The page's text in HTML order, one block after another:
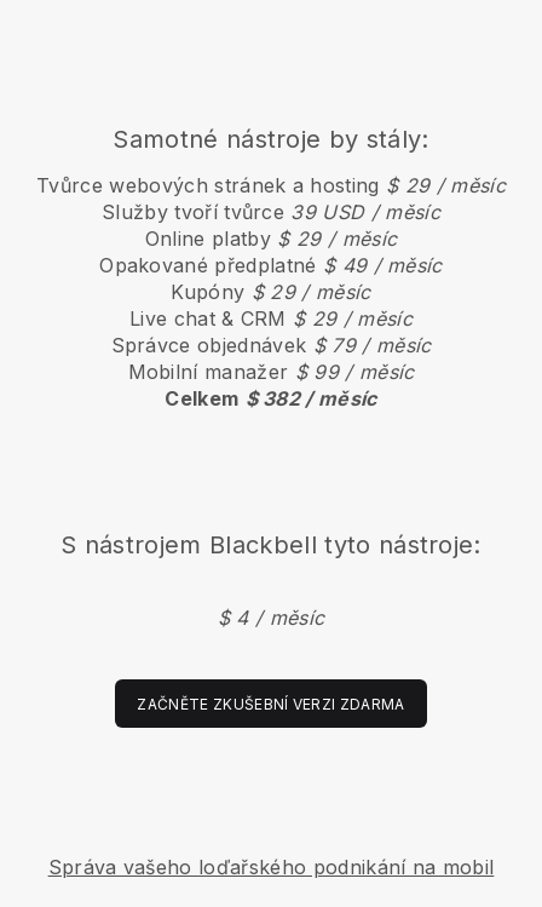
Samotné nástroje by stály:
Tvůrce webových stránek a hosting $ 29 / měsíc
Služby tvoří tvůrce 39 USD / měsíc
Online platby $ 29 / měsíc
Opakované předplatné $ 49 / měsíc
Kupóny $ 29 / měsíc
Live chat & CRM $ 29 / měsíc
Správce objednávek $ 79 / měsíc
Mobilní manažer $ 99 / měsíc
Celkem $ 382 / měsíc
S nástrojem Blackbell tyto nástroje:
$ 4 / měsíc
ZAČNĚTE ZKUŠEBNÍ VERZI ZDARMA
Správa vašeho loďařského podnikání na mobil